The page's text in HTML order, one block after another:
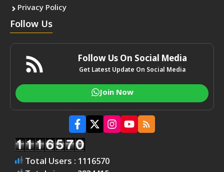
Privacy Policy
Follow Us
Follow Us On Social Media
Get Latest Update On Social Media
Join Now
Total Users : 1116570